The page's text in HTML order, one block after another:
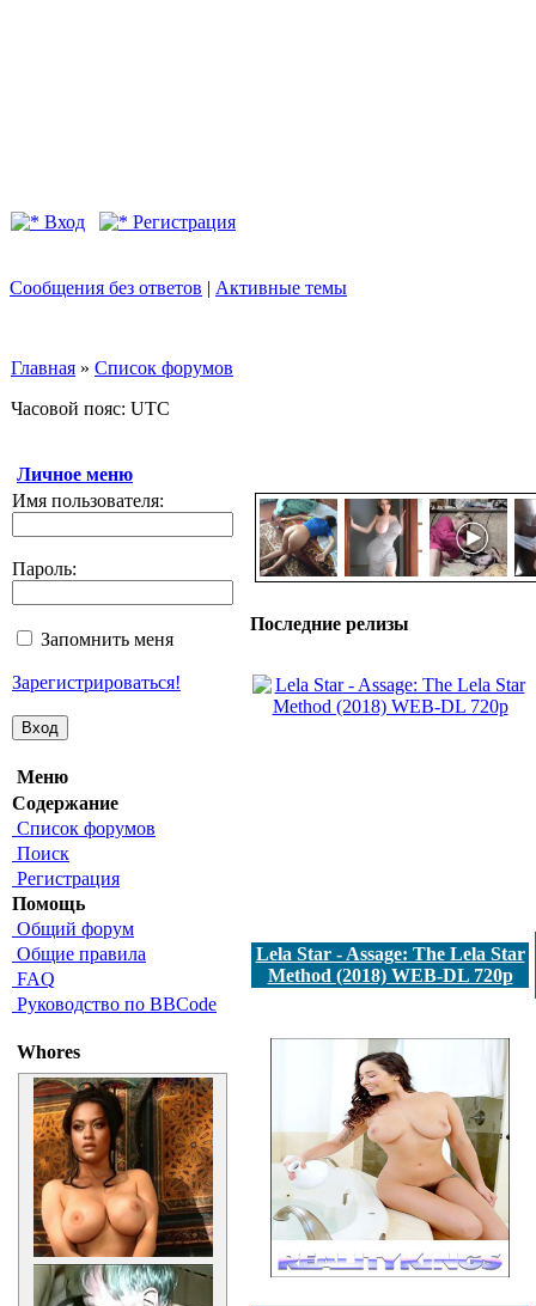
Вход Регистрация
Сообщения без ответов | Активные темы
Главная » Список форумов
Часовой пояс: UTC
Личное меню
Имя пользователя:
Пароль:
Запомнить меня
Зарегистрироваться!
Меню
Содержание
Список форумов
Поиск
Регистрация
Помощь
Общий форум
Общие правила
FAQ
Руководство по BBCode
Whores
Последние релизы
Lela Star - Assage: The Lela Star
Method (2018) WEB-DL 720p